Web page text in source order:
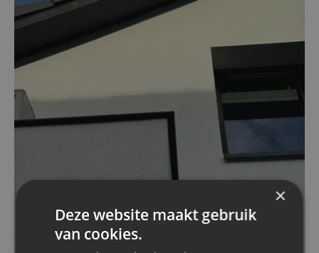
×
Deze website maakt gebruik
van cookies.